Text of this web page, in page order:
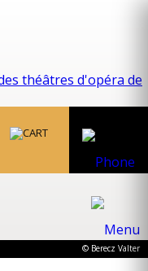
© Berecz Valter